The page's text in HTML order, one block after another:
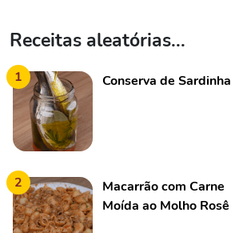
Receitas aleatórias...
1 Conserva de Sardinha
2
Macarrão com Carne
Moída ao Molho Rosê